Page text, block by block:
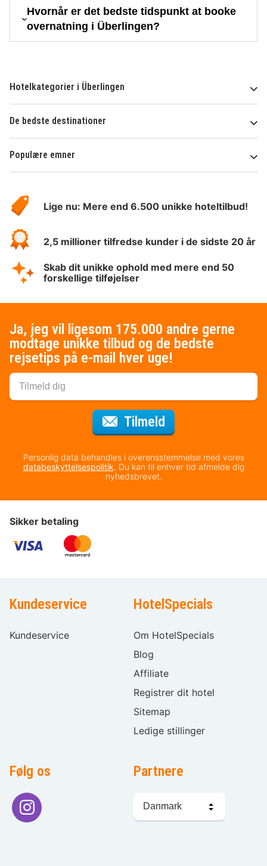
Hvornår er det bedste tidspunkt at booke
overnatning i Überlingen?
Hotelkategorier i Überlingen
De bedste destinationer
Populære emner
HotelSpecials
Lige nu: Mere end 6.500 unikke hoteltilbud!
2,5 millioner tilfredse kunder i de sidste 20 år
Skab dit unikke ophold med mere end 50
forskellige tilføjelser
Ja, jeg vil ligesom 175.000 andre gerne
modtage unikke tilbud og de bedste
rejsetips på e-mail hver uge!
Tilmeld
Personlig data behandles i overensstemmelse med vores
databeskyttelsespolitik. Du kan til enhver tid afmelde dig
nyhedsbrevet.
Sikker betaling
Kundeservice
Kundeservice
HotelSpecials
Om HotelSpecials
Blog
Affiliate
Registrer dit hotel
Sitemap
Ledige stillinger
Følg os Partnere